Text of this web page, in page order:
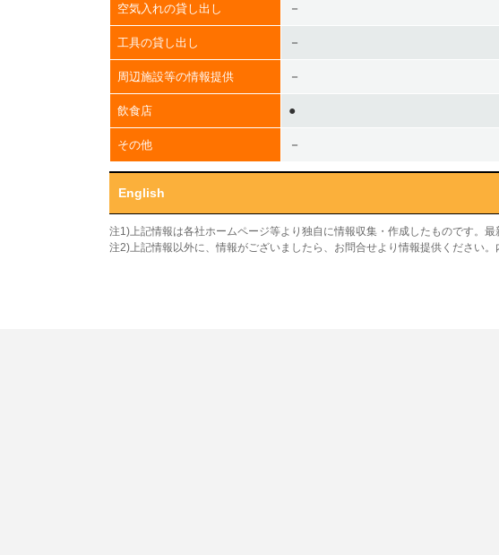
空気入れの貸し出し －
工具の貸し出し －
周辺施設等の情報提供 －
飲食店 ●
その他 －
English
注1)上記情報は各社ホームページ等より独自に情報収集・作成したものです。
注2)上記情報以外に、情報がございましたら、お問合せより情報提供ください